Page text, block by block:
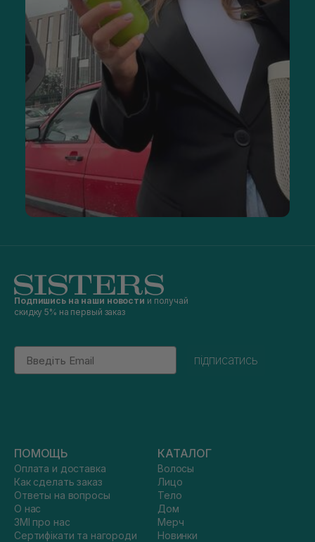
Подпишись на наши новости и получай
скидку 5% на первый заказ
Email
підписатись
ПОМОЩЬ
Оплата и доставка
Как сделать заказ
Ответы на вопросы
О нас
ЗМІ про нас
Сертифікати та нагороди
КАТАЛОГ
Волосы
Лицо
Тело
Дом
Мерч
Новинки